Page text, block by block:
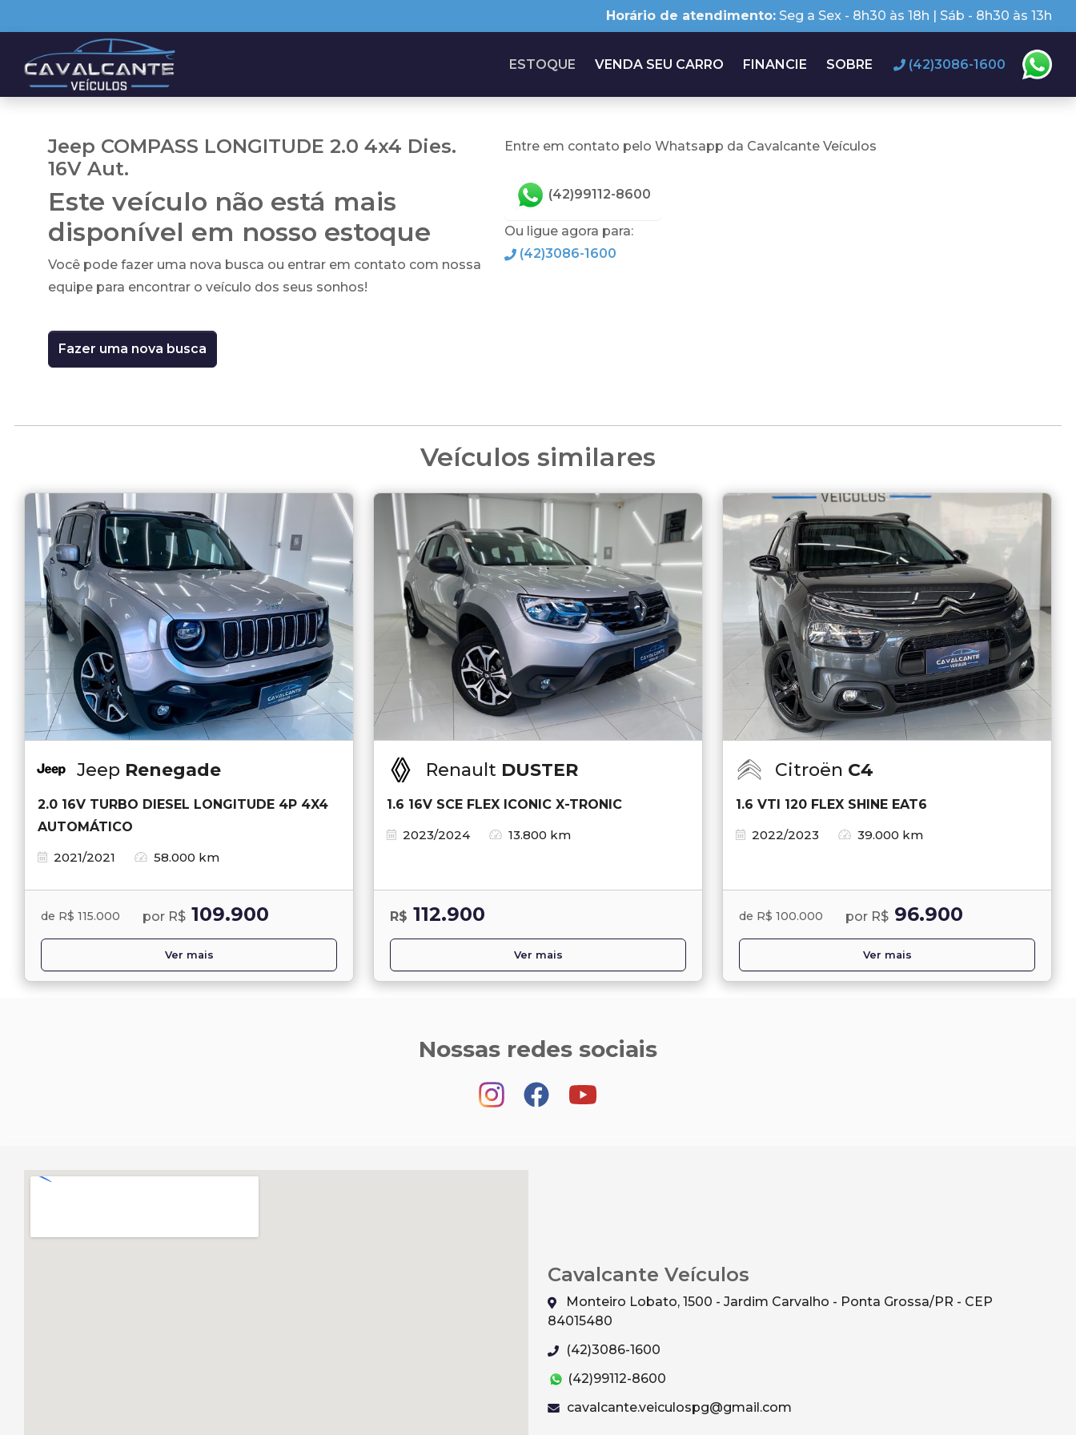
Horário de atendimento: Seg a Sex - 8h30 às 18h | Sáb - 8h30 às 13h
ESTOQUE VENDA SEU CARRO FINANCIE SOBRE (42)3086-1600
Jeep COMPASS LONGITUDE 2.0 4x4 Dies.
16V Aut.
Este veículo não está mais
disponível em nosso estoque
Você pode fazer uma nova busca ou entrar em contato com nossa
equipe para encontrar o veículo dos seus sonhos!
Fazer uma nova busca
Entre em contato pelo Whatsapp da Cavalcante Veículos
(42)99112-8600
Ou ligue agora para:
(42)3086-1600
Veículos similares
Jeep Renegade
2.0 16V TURBO DIESEL LONGITUDE 4P 4X4
AUTOMÁTICO
2021/2021
58.000 km
de R$ 115.000 por R$ 109.900
Ver mais
Renault DUSTER
1.6 16V SCE FLEX ICONIC X-TRONIC
2023/2024
13.800 km
R$ 112.900
Ver mais
Citroën C4
1.6 VTI 120 FLEX SHINE EAT6
2022/2023
39.000 km
de R$ 100.000 por R$ 96.900
Ver mais
Nossas redes sociais
Cavalcante Veículos
Monteiro Lobato, 1500 - Jardim Carvalho - Ponta Grossa/PR - CEP
84015480
(42)3086-1600
(42)99112-8600
cavalcante.veiculospg@gmail.com